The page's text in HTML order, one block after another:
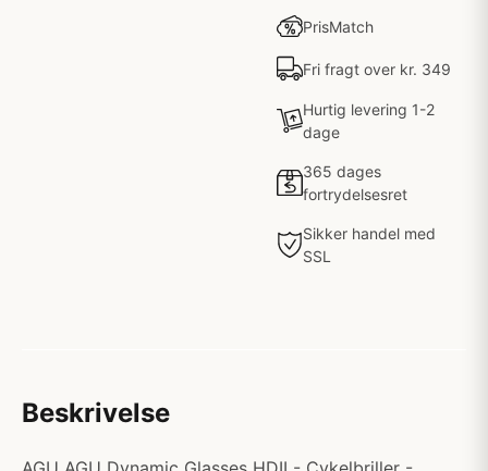
PrisMatch
Fri fragt over kr. 349
Hurtig levering 1-2
dage
365 dages
fortrydelsesret
Sikker handel med
SSL
Beskrivelse